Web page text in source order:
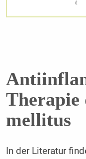
Therapie
mellitus
In der Literatur